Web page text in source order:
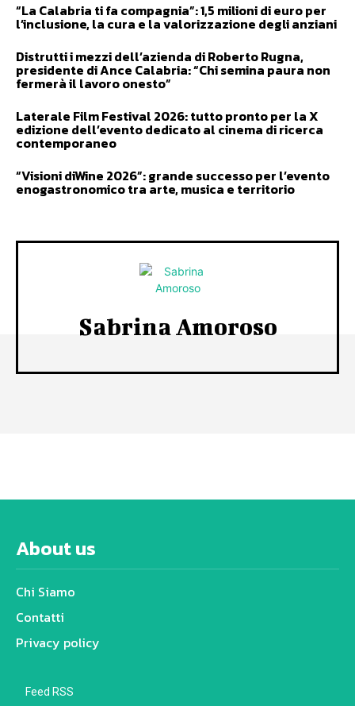
“La Calabria ti fa compagnia”: 1,5 milioni di euro per
l’inclusione, la cura e la valorizzazione degli anziani
Distrutti i mezzi dell’azienda di Roberto Rugna,
presidente di Ance Calabria: “Chi semina paura non
fermerà il lavoro onesto”
Laterale Film Festival 2026: tutto pronto per la X
edizione dell’evento dedicato al cinema di ricerca
contemporaneo
“Visioni diWine 2026”: grande successo per l’evento
enogastronomico tra arte, musica e territorio
Sabrina Amoroso
About us
Chi Siamo
Contatti
Privacy policy
Feed RSS